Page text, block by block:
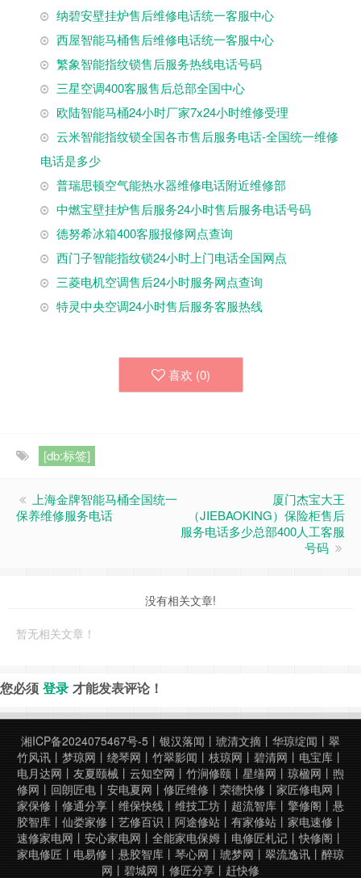
纳碧安壁挂炉售后维修电话统一客服中心
西屋智能马桶售后维修电话统一客服中心
繁象智能指纹锁售后服务热线电话号码
三星空调400客服售后总部全国中心
欧陆智能马桶24小时厂家7x24小时维修受理
云米智能指纹锁全国各市售后服务电话-全国统一维修
电话是多少
普瑞思顿空气能热水器维修电话附近维修部
中燃宝壁挂炉售后服务24小时售后服务电话号码
德努希冰箱400客服报修网点查询
西门子智能指纹锁24小时上门电话全国网点
三菱电机空调售后24小时服务网点查询
特灵中央空调24小时售后服务客服热线
喜欢 (0)
[db:标签]
上海金牌智能马桶全国统一
保养维修服务电话
厦门杰宝大王
（JIEBAOKING）保险柜售后
服务电话多少总部400人工客服
号码
没有相关文章!
暂无相关文章！
您必须 登录 才能发表评论！
湘ICP备2024075467号-5 丨 银汉落闻 丨 琥清文摘 丨 华琼绽闻 丨 翠
竹风讯 丨 梦琼网 丨 绕琴网 丨 竹翠影闻 丨 枝琼网 丨 碧清网 丨 电宝库 丨
电月达网 丨 友夏颐械 丨 云知空网 丨 竹涧修颐 丨 星缮网 丨 琼楹网 丨 煦
修网 丨 回朗匠电 丨 安电夏网 丨 修匠维修 丨 荣德快修 丨 家匠修电网 丨
家保修 丨 修通分享 丨 维保快线 丨 维技工坊 丨 超流智库 丨 擎修阁 丨 悬
胶智库 丨 仙娄家修 丨 艺修百识 丨 阿途修站 丨 有家修站 丨 家电速修 丨
速修家电网 丨 安心家电网 丨 全能家电保姆 丨 电修匠札记 丨快修阁 丨
家电修匠 丨 电易修 丨 悬胶智库 丨 琴心网 丨 琥梦网 丨 翠流逸讯 丨 醉琼
网 丨 碧城网 丨 修匠分享 丨 赶快修